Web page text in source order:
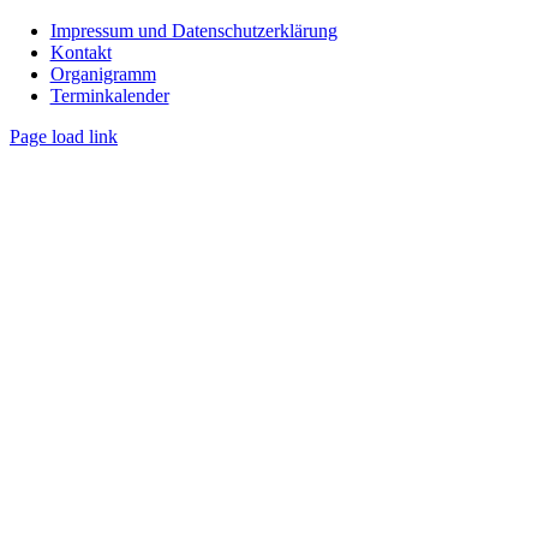
Impressum und Datenschutzerklärung
Kontakt
Organigramm
Terminkalender
Page load link